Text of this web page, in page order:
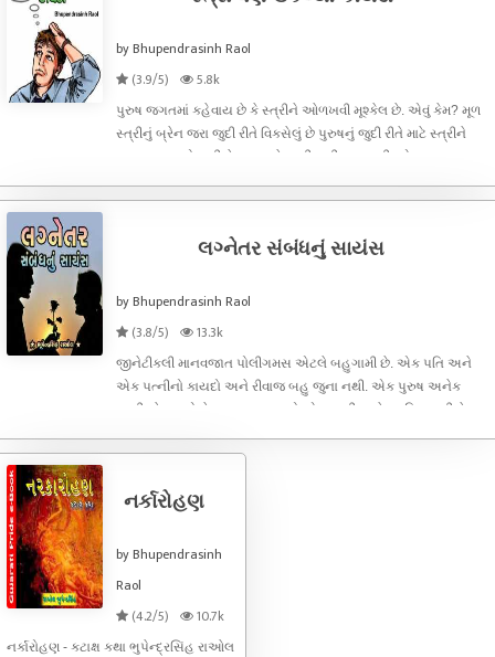
by Bhupendrasinh Raol
(3.9/5)
5.8k
પુરુષ જગતમાં કહેવાય છે કે સ્ત્રીને ઓળખવી મૂશ્કેલ છે. એવું કેમ? મૂળ
સ્ત્રીનું બ્રેન જરા જુદી રીતે વિકસેલું છે પુરુષનું જુદી રીતે માટે સ્ત્રીને
પુરુષ સમજાતો નથી તેમ પુરુષને સ્ત્રી નથી સમજાતી. એના
લગ્નેતર સંબંધનું સાયંસ
by Bhupendrasinh Raol
(3.8/5)
13.3k
જીનેટીકલી માનવજાત પોલીગમસ એટલે બહુગામી છે. એક પતિ અને
એક પત્નીનો કાયદો અને રીવાજ બહુ જુના નથી. એક પુરુષ અનેક
પત્નીઓ રાખતો તેવા સમાજ હતા તો એક સ્ત્રી અનેક પતિ રાખતી તેવા
એટલે જો બીજા કોઈ જોડે સંબંધ
નર્કારોહણ
by Bhupendrasinh
Raol
(4.2/5)
10.7k
નર્કારોહણ - કટાક્ષ કથા ભુપેન્દ્રસિંહ રાઓલ